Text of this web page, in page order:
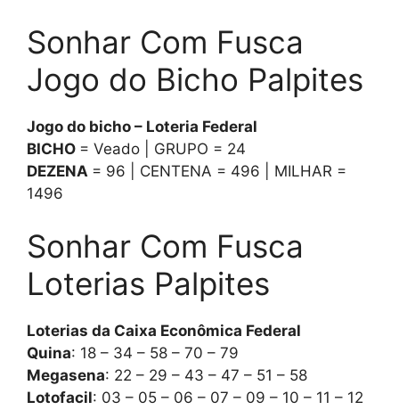
Sonhar Com Fusca
Jogo do Bicho Palpites
Jogo do bicho – Loteria Federal
BICHO = Veado | GRUPO = 24
DEZENA = 96 | CENTENA = 496 | MILHAR =
1496
Sonhar Com Fusca
Loterias Palpites
Loterias da Caixa Econômica Federal
Quina: 18 – 34 – 58 – 70 – 79
Megasena: 22 – 29 – 43 – 47 – 51 – 58
Lotofacil: 03 – 05 – 06 – 07 – 09 – 10 – 11 – 12